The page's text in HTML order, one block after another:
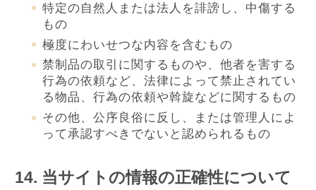
特定の自然人または法人を誹謗し、中傷する
もの
極度にわいせつな内容を含むもの
禁制品の取引に関するものや、他者を害する
行為の依頼など、法律によって禁止されてい
る物品、行為の依頼や斡旋などに関するもの
その他、公序良俗に反し、または管理人によ
って承認すべきでないと認められるもの
14. 当サイトの情報の正確性について